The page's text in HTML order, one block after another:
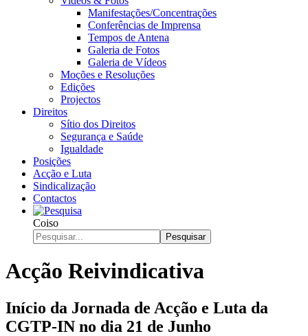
Manifestações/Concentrações
Conferências de Imprensa
Tempos de Antena
Galeria de Fotos
Galeria de Vídeos
Moções e Resoluções
Edições
Projectos
Direitos
Sítio dos Direitos
Segurança e Saúde
Igualdade
Posições
Acção e Luta
Sindicalização
Contactos
Coiso
Pesquisar
Acção Reivindicativa
Início da Jornada de Acção e Luta da
CGTP-IN no dia 21 de Junho